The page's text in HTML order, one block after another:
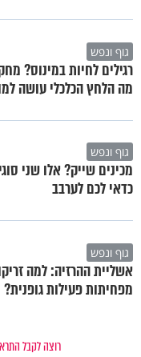
גוף ונפש
רגילים לחיות במינוס?
מה הלחץ הכלכלי עושה
גוף ונפש
מכינים שייק? אלו שני
כדאי לכם לערבב
גוף ונפש
אשליית ההרזיה: למה
מפחיתות פעילות גופנית?
רוצה לקבל